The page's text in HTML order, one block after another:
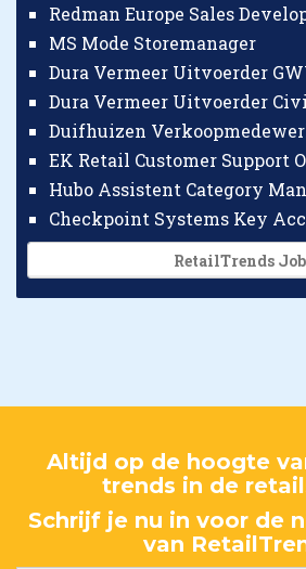
Redman Europe Sales
MS Mode Storemanager
Dura Vermeer Uitvoerder
Dura Vermeer Uitvoerder
Duifhuizen
EK Retail Customer Support
Hubo Assistent Category
RetailTrends
Altijd op de hoogte
trends in de
Schrijf je nu in voor de
van